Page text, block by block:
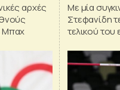
αρχές
Μπαχ
Με μία
Στεφανίδη
τελικού του
(4.80μ.) –